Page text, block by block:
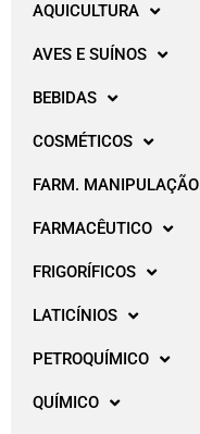
AQUICULTURA
AVES E SUÍNOS
BEBIDAS
COSMÉTICOS
FARM. MANIPULAÇÃO
FARMACÊUTICO
FRIGORÍFICOS
LATICÍNIOS
PETROQUÍMICO
QUÍMICO